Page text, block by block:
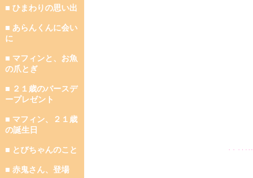
■ ひまわりの思い出
■ あらんくんに会い
に
■ マフィンと、お魚
の爪とぎ
■ ２１歳のバースデ
ープレゼント
■ マフィン、２１歳
の誕生日
■ とびちゃんのこと
■ 赤鬼さん、登場